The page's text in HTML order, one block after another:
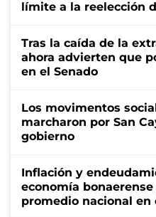
límite a la reelección
Tras la caída de la
ahora advierten que
en el Senado
Los movimentos
marcharon por San
gobierno
Inflación y
economía
promedio nacional en